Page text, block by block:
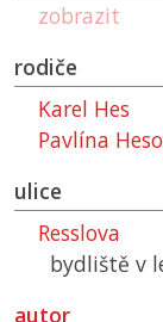
zobrazit
rodiče
Karel Hes
Pavlína
ulice
Resslova
bydliště v
autor